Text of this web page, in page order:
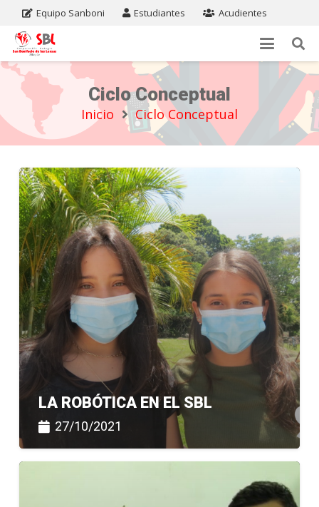
Equipo Sanboni Estudiantes Acudientes
Ciclo Conceptual
Inicio Ciclo Conceptual
LA ROBÓTICA EN EL SBL
27/10/2021